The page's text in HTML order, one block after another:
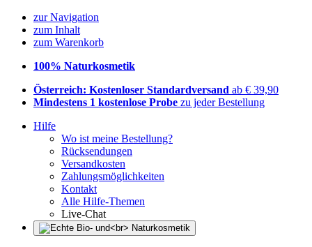
zur Navigation
zum Inhalt
zum Warenkorb
100% Naturkosmetik
Österreich: Kostenloser Standardversand ab € 39,90
Mindestens 1 kostenlose Probe zu jeder Bestellung
Hilfe
Wo ist meine Bestellung?
Rücksendungen
Versandkosten
Zahlungsmöglichkeiten
Kontakt
Alle Hilfe-Themen
Live-Chat